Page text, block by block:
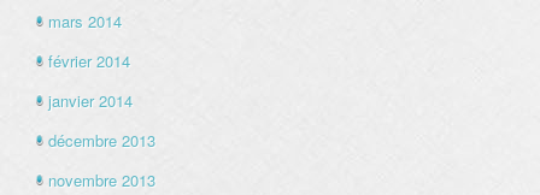
mars 2014
février 2014
janvier 2014
décembre 2013
novembre 2013